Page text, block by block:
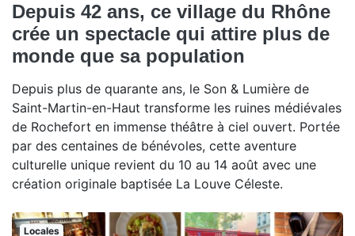
Depuis 42 ans, ce village du Rhône
crée un spectacle qui attire plus de
monde que sa population
Depuis plus de quarante ans, le Son & Lumière de
Saint-Martin-en-Haut transforme les ruines médiévales
de Rochefort en immense théâtre à ciel ouvert. Portée
par des centaines de bénévoles, cette aventure
culturelle unique revient du 10 au 14 août avec une
création originale baptisée La Louve Céleste.
Locales